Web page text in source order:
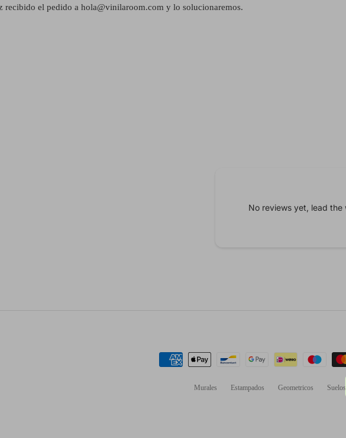
recibido el pedido a hola@vinilaroom.com y lo solucionaremos.
No reviews yet, lead
Murales Estampados Geometricos Suelos